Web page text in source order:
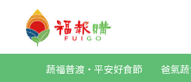
《歡喜心集》竹笙蟲草百菇湯 | 福報購
蔬福普渡・平安好食節 爸氣